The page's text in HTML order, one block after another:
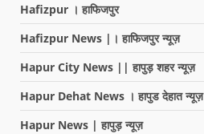
Hafizpur । हाफिजपुर
Hafizpur News |। हाफिजपुर न्यूज़
Hapur City News || हापुड़ शहर न्यूज़
Hapur Dehat News । हापुड देहात न्यूज़
Hapur News | हापुड़ न्यूज़